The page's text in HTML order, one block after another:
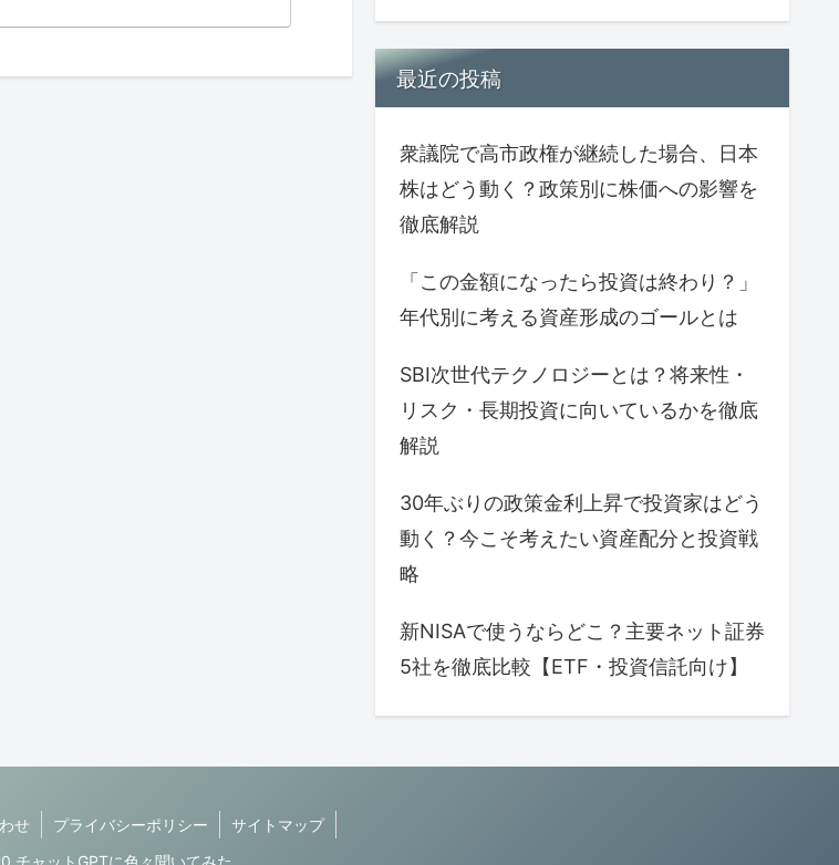
最近の投稿
衆議院で高市政権が継続した場合、日本
株はどう動く？政策別に株価への影響を
徹底解説
「この金額になったら投資は終わり？」
年代別に考える資産形成のゴールとは
SBI次世代テクノロジーとは？将来性・
リスク・長期投資に向いているかを徹底
解説
30年ぶりの政策金利上昇で投資家はどう
動く？今こそ考えたい資産配分と投資戦
略
新NISAで使うならどこ？主要ネット証券
5社を徹底比較【ETF・投資信託向け】
せ プライバシーポリシー
サイトマップ